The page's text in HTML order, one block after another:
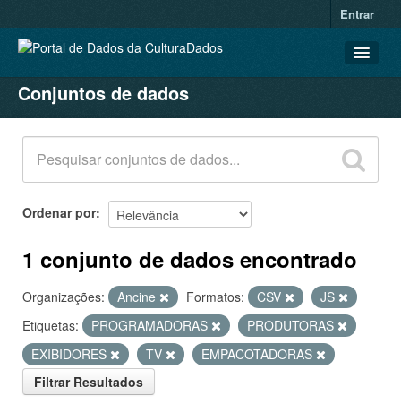
Entrar
CONJUNTOS DE DADOS
ORGANIZAÇÕES
GRUPOS
SOBRE
Conjuntos de dados
Ordenar por
1 conjunto de dados encontrado
Organizações: Ancine Formatos: CSV
JS
Etiquetas:
PROGRAMADORAS
PRODUTORAS
EXIBIDORES
TV
EMPACOTADORAS
Filtrar Resultados